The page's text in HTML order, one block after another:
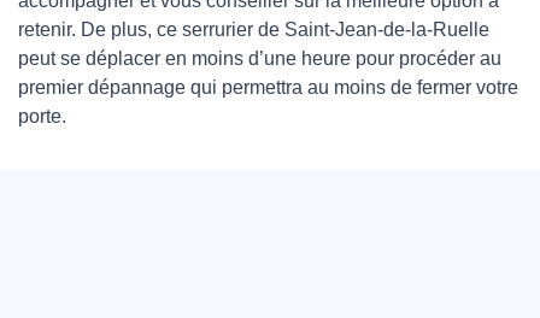
retenir. De plus, ce serrurier de Saint-Jean-de-la-Ruelle
peut se déplacer en moins d’une heure pour procéder au
premier dépannage qui permettra au moins de fermer votre
porte.